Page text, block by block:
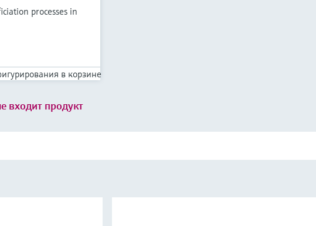
processes in
в корзине
входит продукт